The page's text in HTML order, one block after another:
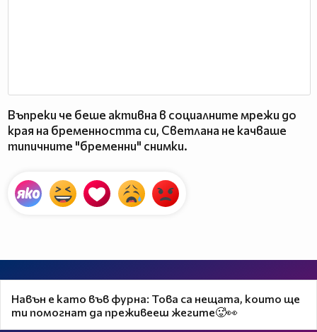
Въпреки че беше активна в социалните мрежи до
края на бременността си, Светлана не качваше
типичните "бременни" снимки.
Навън е като във фурна: Това са нещата, които ще
ти помогнат да преживееш жегите🥵👀